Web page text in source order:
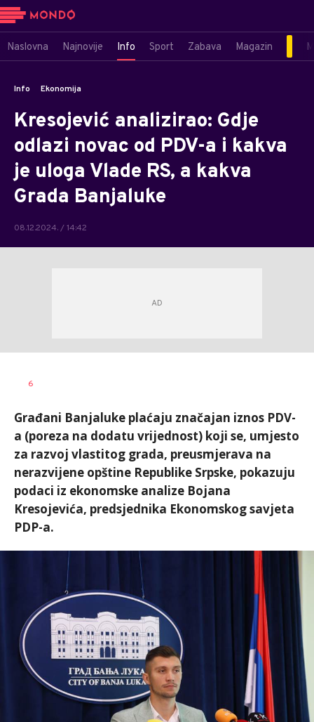
Naslovna Najnovije Info Sport Zabava Magazin
Info Ekonomija
Kresojević analizirao: Gdje
odlazi novac od PDV-a i kakva
je uloga Vlade RS, a kakva
Grada Banjaluke
08.12.2024. / 14:42
AUTOR
6
Građani Banjaluke plaćaju značajan iznos PDV-
a (poreza na dodatu vrijednost) koji se, umjesto
za razvoj vlastitog grada, preusmjerava na
nerazvijene opštine Republike Srpske, pokazuju
podaci iz ekonomske analize Bojana
Kresojevića, predsjednika Ekonomskog savjeta
PDP-a.